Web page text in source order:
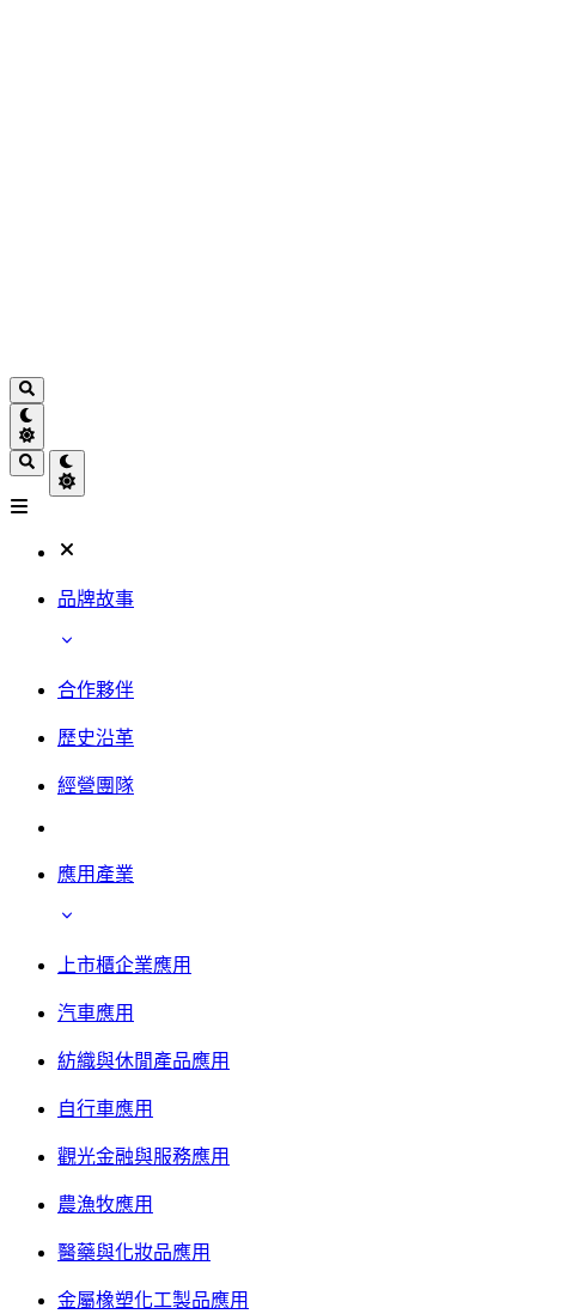
品牌故事
合作夥伴
歷史沿革
經營團隊
應用產業
上市櫃企業應用
汽車應用
紡織與休閒產品應用
自行車應用
觀光金融與服務應用
農漁牧應用
醫藥與化妝品應用
金屬橡塑化工製品應用